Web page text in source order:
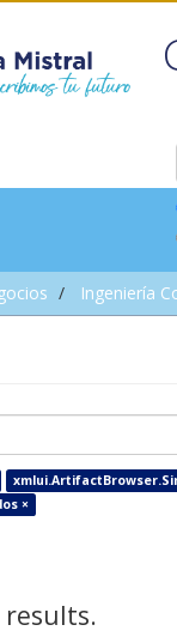
Ingeniería
×
results.